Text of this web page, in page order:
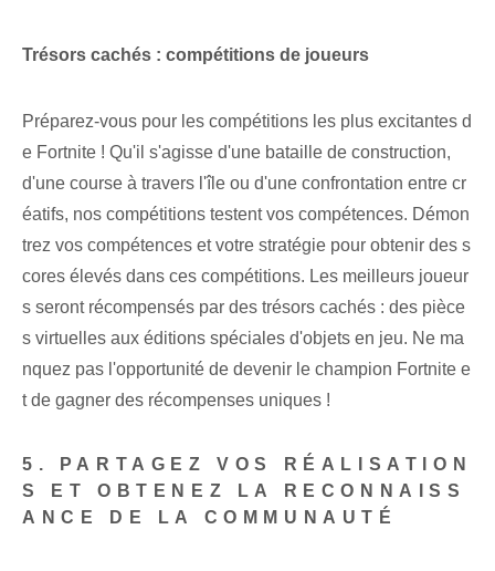
Trésors cachés : compétitions de joueurs
Préparez-vous pour les compétitions les plus excitantes d
e Fortnite ! Qu'il s'agisse d'une bataille de construction,
d'une course à travers l'île ou d'une confrontation entre cr
éatifs, nos compétitions testent vos compétences. Démon
trez vos compétences et votre stratégie pour obtenir des s
cores élevés dans ces compétitions. Les meilleurs joueur
s seront récompensés par des trésors cachés : des pièce
s virtuelles aux éditions spéciales d'objets en jeu. Ne ma
nquez pas l'opportunité de devenir le champion Fortnite e
t de gagner des récompenses uniques !
5. PARTAGEZ VOS RÉALISATION
S ET OBTENEZ LA RECONNAISS
ANCE DE LA COMMUNAUTÉ